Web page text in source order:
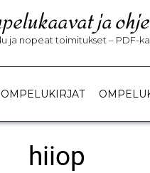
ja
ja nopeat toimitukset – PDF-
OMPELUKIRJAT
hiiop